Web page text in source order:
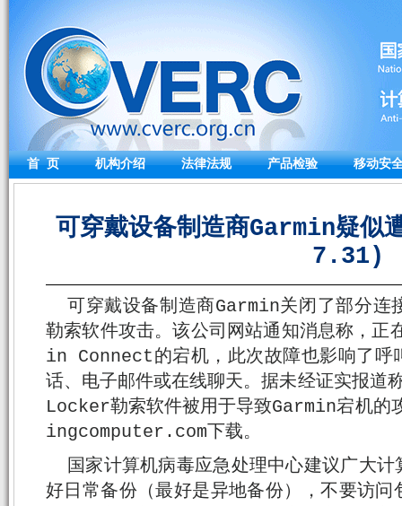
首 页 机构介绍 法律法规 产品检验 移动安
可穿戴设备制造商Garmin疑
7.31)
可穿戴设备制造商Garmin关闭了部分连
勒索软件攻击。该公司网站通知消息称，
in Connect的宕机，此次故障也影响了呼
话、电子邮件或在线聊天。据未经证实报
Locker勒索软件被用于导致Garmin宕机的
ingcomputer.com下载。
国家计算机病毒应急处理中心建议广大
好日常备份（最好是异地备份），不要访